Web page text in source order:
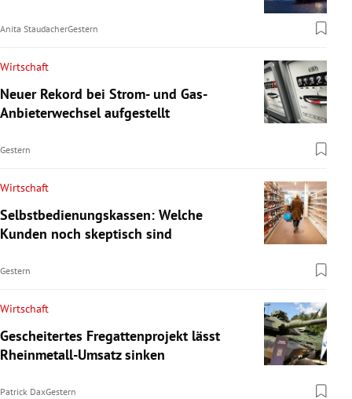
Anita StaudacherGestern
Wirtschaft
Neuer Rekord bei Strom- und Gas-
Anbieterwechsel aufgestellt
Gestern
Wirtschaft
Selbstbedienungskassen: Welche
Kunden noch skeptisch sind
Gestern
Wirtschaft
Gescheitertes Fregattenprojekt lässt
Rheinmetall-Umsatz sinken
Patrick DaxGestern